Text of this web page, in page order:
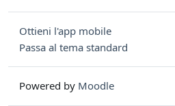
Ottieni l'app mobile
Passa al tema standard
Powered by Moodle